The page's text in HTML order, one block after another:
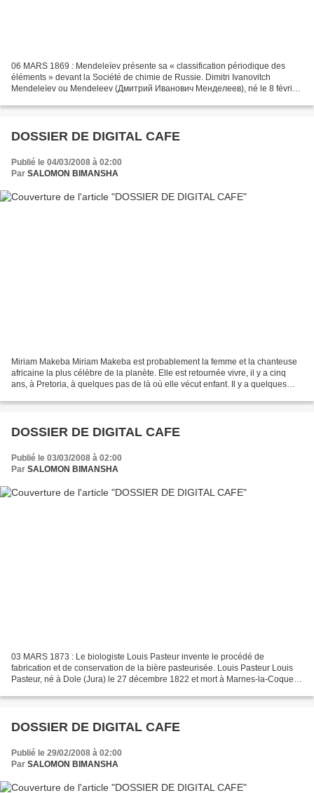
06 MARS 1869 : Mendeleïev présente sa « classification périodique des
éléments » devant la Société de chimie de Russie. Dimitri Ivanovitch
Mendeleïev ou Mendeleev (Дмитрий Иванович Менделеев), né le 8 février
DOSSIER DE DIGITAL CAFE
Publié le 04/03/2008 à 02:00
Par SALOMON BIMANSHA
Miriam Makeba Miriam Makeba est probablement la femme et la chanteuse
africaine la plus célèbre de la planète. Elle est retournée vivre, il y a cinq
ans, à Pretoria, à quelques pas de là où elle vécut enfant. Il y a quelques
DOSSIER DE DIGITAL CAFE
Publié le 03/03/2008 à 02:00
Par SALOMON BIMANSHA
03 MARS 1873 : Le biologiste Louis Pasteur invente le procédé de
fabrication et de conservation de la bière pasteurisée. Louis Pasteur Louis
Pasteur, né à Dole (Jura) le 27 décembre 1822 et mort à Marnes-la-Coquette
DOSSIER DE DIGITAL CAFE
Publié le 29/02/2008 à 02:00
Par SALOMON BIMANSHA